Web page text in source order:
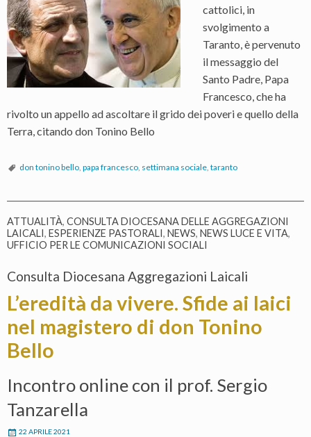
cattolici, in
svolgimento a
Taranto, è pervenuto
il messaggio del
Santo Padre, Papa
Francesco, che ha
rivolto un appello ad ascoltare il grido dei poveri e quello della
Terra, citando don Tonino Bello
don tonino bello papa francesco settimana sociale taranto
ATTUALITÀ, CONSULTA DIOCESANA DELLE AGGREGAZIONI
LAICALI, ESPERIENZE PASTORALI, NEWS, NEWS LUCE E VITA,
UFFICIO PER LE COMUNICAZIONI SOCIALI
Consulta Diocesana Aggregazioni Laicali
L’eredità da vivere. Sfide ai laici
nel magistero di don Tonino
Bello
Incontro online con il prof. Sergio
Tanzarella
22 APRILE 2021